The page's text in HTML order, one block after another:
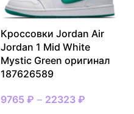
Кроссовки Jordan Air
Jordan 1 Mid White
Mystic Green оригинал
187626589
9765 ₽ – 22323 ₽